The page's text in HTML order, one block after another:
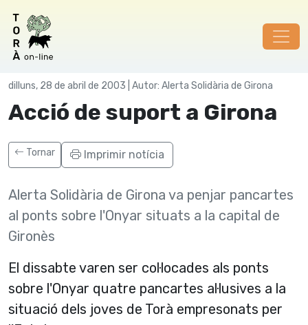
dilluns, 28 de abril de 2003 | Autor: Alerta Solidària de Girona
Acció de suport a Girona
Tornar Imprimir notícia
Alerta Solidària de Girona va penjar pancartes
al ponts sobre l'Onyar situats a la capital de
Gironès
El dissabte varen ser col·locades als ponts
sobre l'Onyar quatre pancartes al·lusives a la
situació dels joves de Torà empresonats per